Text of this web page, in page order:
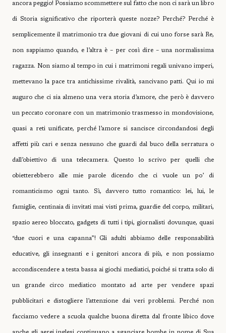
ancora peggio! Possiamo scommettere sul fatto che non ci sarà un libro
di Storia significativo che riporterà queste nozze? Perché? Perché è
semplicemente il matrimonio tra due giovani di cui uno forse sarà Re,
non sappiamo quando, e l’altra è – per così dire – una normalissima
ragazza. Non siamo al tempo in cui i matrimoni regali univano imperi,
mettevano la pace tra antichissime rivalità, sancivano patti. Qui io mi
auguro che ci sia almeno una vera storia d’amore, che però è davvero
un peccato coronare con un matrimonio trasmesso in mondovisione,
quasi a reti unificate, perché l’amore si sancisce circondandosi degli
affetti più cari e senza nessuno che guardi dal buco della serratura o
dall’obiettivo di una telecamera. Questo lo scrivo per quelli che
obietterebbero alle mie parole dicendo che ci vuole un po’ di
romanticismo ogni tanto. Sì, davvero tutto romantico: lei, lui, le
famiglie, centinaia di invitati mai visti prima, guardie del corpo, militari,
spazio aereo bloccato, gadgets di tutti i tipi, giornalisti dovunque, quasi
“due cuori e una capanna”! Gli adulti abbiamo delle responsabilità
educative, gli insegnanti e i genitori ancora di più, e non possiamo
accondiscendere a testa bassa ai giochi mediatici, poiché si tratta solo di
un grande circo mediatico montato ad arte per vendere spazi
pubblicitari e distogliere l’attenzione dai veri problemi. Perché non
facciamo vedere a scuola qualche buona diretta dal fronte libico dove